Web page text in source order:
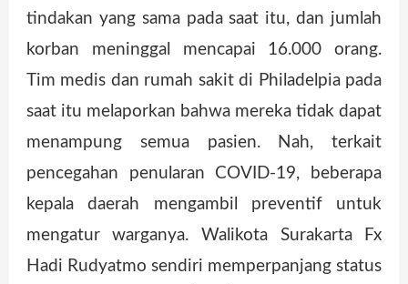
tindakan yang sama pada saat itu, dan jumlah
korban meninggal mencapai 16.000 orang.
Tim medis dan rumah sakit di Philadelpia pada
saat itu melaporkan bahwa mereka tidak dapat
menampung semua pasien. Nah, terkait
pencegahan penularan COVID-19, beberapa
kepala daerah mengambil preventif untuk
mengatur warganya. Walikota Surakarta Fx
Hadi Rudyatmo sendiri memperpanjang status